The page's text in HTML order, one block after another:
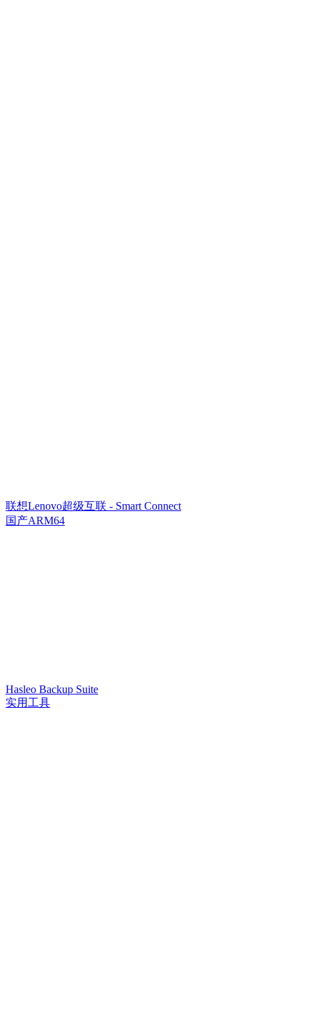
联想Lenovo超级互联 - Smart Connect
国产ARM64
Hasleo Backup Suite
实用工具